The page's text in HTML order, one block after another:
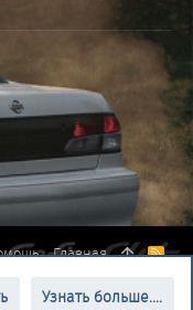
Главная
R
Узнать больше....